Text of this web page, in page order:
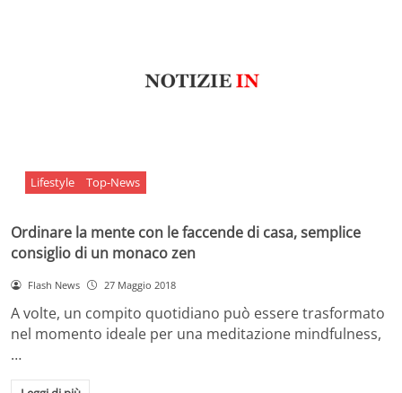
Lifestyle Top-News
Ordinare la mente con le faccende di casa, semplice
consiglio di un monaco zen
Flash News 27 Maggio 2018
A volte, un compito quotidiano può essere trasformato
nel momento ideale per una meditazione mindfulness,
…